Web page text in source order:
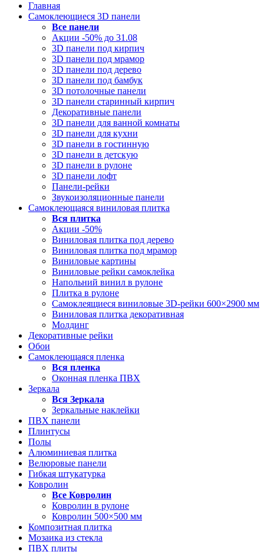
Главная
Самоклеющиеся 3D панели
Все панели
Акции -50% до 31.08
3D панели под кирпич
3D панели под мрамор
3D панели под дерево
3D панели под бамбук
3D потолочные панели
3D панели старинный кирпич
Декоративные панели
3D панели для ванной комнаты
3D панели для кухни
3D панели в гостинную
3D панели в детскую
3D панели в рулоне
3D панели лофт
Панели-рейки
Звукоизоляционные панели
Самоклеющаяся виниловая плитка
Вся плитка
Акции -50%
Виниловая плитка под дерево
Виниловая плитка под мрамор
Виниловые картины
Виниловые рейки самоклейка
Напольний винил в рулоне
Плитка в рулоне
Самоклеящиеся виниловые 3D‑рейки 600×2900 мм
Виниловая плитка декоративная
Молдинг
Декоративные рейки
Обои
Самоклеющаяся пленка
Вся пленка
Оконная пленка ПВХ
Зеркала
Вся Зеркала
Зеркальные наклейки
ПВХ панели
Плинтусы
Полы
Алюминиевая плитка
Велюровые панели
Гибкая штукатурка
Ковролин
Все Ковролин
Ковролин в рулоне
Ковролин 500×500 мм
Композитная плитка
Мозаика из стекла
ПВХ плиты